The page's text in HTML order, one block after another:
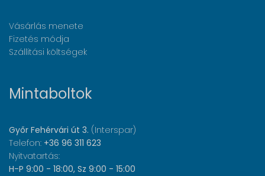
Vásárlás menete
Fizetés módja
Szállítási költségek
Mintaboltok
Győr Fehérvári út 3. (Interspar)
Telefon: +36 96 311 623
Nyitvatartás:
H-P 9:00 - 18:00, Sz 9:00 - 15:00